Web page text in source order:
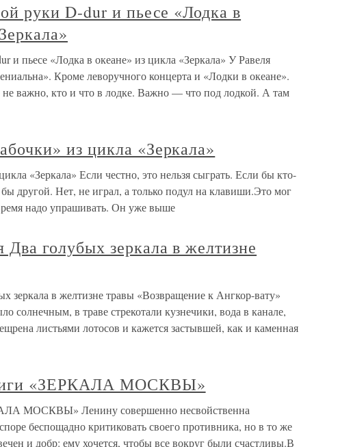
руки D-dur и пьесе «Лодка в
и пьесе «Лодка в океане» из цикла «Зеркала» У Равеля
Кроме леворучного концерта и «Лодки в океане».
важно, кто и что в лодке. Важно — что под лодкой. А там
из цикла «Зеркала»
«Зеркала» Если честно, это нельзя сыграть. Если бы кто-
другой. Нет, не играл, а только подул на клавиши.Это мог
надо упрашивать. Он уже выше
Два голубых зеркала в желтизне
зеркала в желтизне травы «Возвращение к Ангкор-вату»
солнечным, в траве стрекотали кузнечики, вода в канале,
листьями лотосов и кажется застывшей, как и каменная
«ЗЕРКАЛА МОСКВЫ»
МОСКВЫ» Ленину совершенно несвойственна
беспощадно критиковать своего противника, но в то же
и добр: ему хочется, чтобы все вокруг были счастливы.В